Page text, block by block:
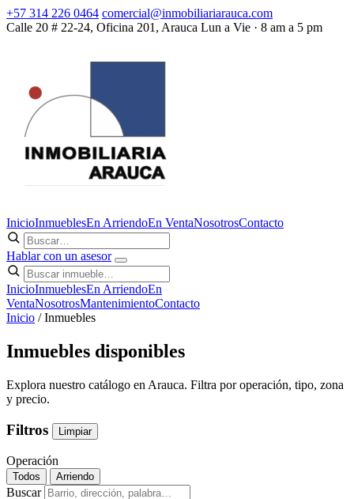
+57 314 226 0464 comercial@inmobiliariarauca.com
Calle 20 # 22-24, Oficina 201, Arauca Lun a Vie · 8 am a 5 pm
InicioInmueblesEn ArriendoEn VentaNosotrosContacto
Hablar con un asesor
InicioInmueblesEn ArriendoEn
VentaNosotrosMantenimientoContacto
Inicio / Inmuebles
Inmuebles disponibles
Explora nuestro catálogo en Arauca. Filtra por operación, tipo, zona
y precio.
Filtros Limpiar
Operación
Todos Arriendo
Buscar